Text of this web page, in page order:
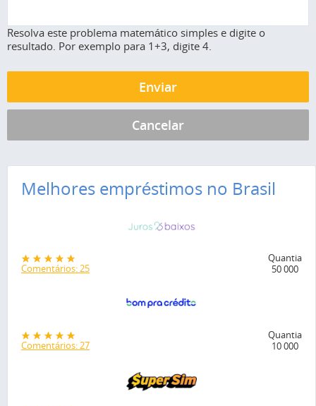
Resolva este problema matemático simples e digite o
resultado. Por exemplo para 1+3, digite 4.
Melhores empréstimos no Brasil
Comentários: 25
Quantia
50 000
Comentários: 27
Quantia
10 000